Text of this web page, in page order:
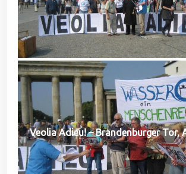
Veolia Adieu! – Brandenburger Tor,